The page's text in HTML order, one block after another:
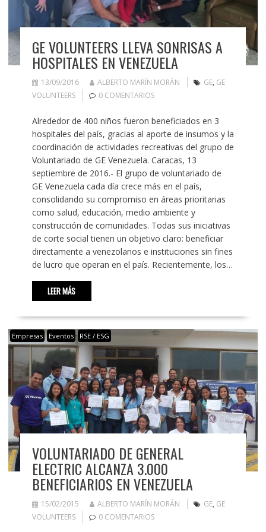
GE VOLUNTEERS LLEVA SONRISAS A
HOSPITALES EN VENEZUELA
13/09/2016 ALBERTO MARÍN MORÁN GE, GE
VOLUNTEERS
0 COMENTARIOS
Alrededor de 400 niños fueron beneficiados en 3
hospitales del país, gracias al aporte de insumos y la
coordinación de actividades recreativas del grupo de
Voluntariado de GE Venezuela. Caracas, 13
septiembre de 2016.- El grupo de voluntariado de
GE Venezuela cada día crece más en el país,
consolidando su compromiso en áreas prioritarias
como salud, educación, medio ambiente y
construcción de comunidades. Todas sus iniciativas
de corte social tienen un objetivo claro: beneficiar
directamente a venezolanos e instituciones sin fines
de lucro que operan en el país. Recientemente, los…
LEER MÁS
Empresas Eventos RSE / ESG
VOLUNTARIADO DE GENERAL
ELECTRIC ALCANZA 3.000
BENEFICIARIOS EN VENEZUELA
15/02/2015 ALBERTO MARÍN MORÁN GE, GE
VOLUNTEERS
0 COMENTARIOS